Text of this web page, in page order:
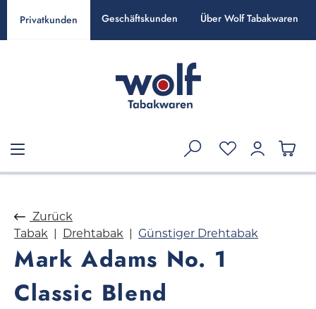
springen
Privatkunden Geschäftskunden Über Wolf Tabakwaren
Zurück
Tabak
Drehtabak Günstiger Drehtabak
Mark Adams No. 1
Classic Blend